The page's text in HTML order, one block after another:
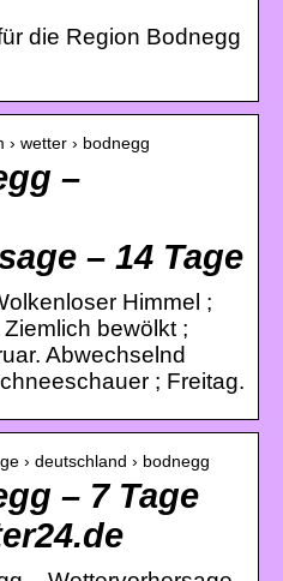
die Region Bodnegg
› wetter › bodnegg
–
– 14 Tage
Himmel ;
bewölkt ;
Abwechselnd
; Freitag.
› deutschland › bodnegg
– 7 Tage